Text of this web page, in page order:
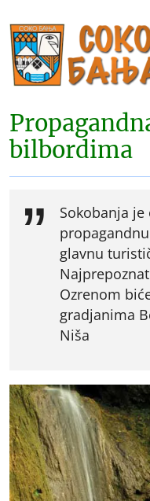
bilbordima
Sokobanja
glavnu
Ozrenom
gradjanima
Niša